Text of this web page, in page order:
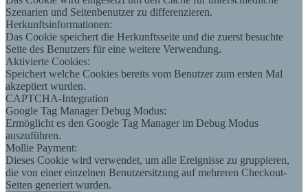
Szenarien und Seitenbenutzer zu differenzieren.
Herkunftsinformationen:
Das Cookie speichert die Herkunftsseite und die zuerst besuchte
Seite des Benutzers für eine weitere Verwendung.
Aktivierte Cookies:
Speichert welche Cookies bereits vom Benutzer zum ersten Mal
akzeptiert wurden.
CAPTCHA-Integration
Google Tag Manager Debug Modus:
Ermöglicht es den Google Tag Manager im Debug Modus
auszuführen.
Mollie Payment:
Dieses Cookie wird verwendet, um alle Ereignisse zu gruppieren,
die von einer einzelnen Benutzersitzung auf mehreren Checkout-
Seiten generiert wurden.